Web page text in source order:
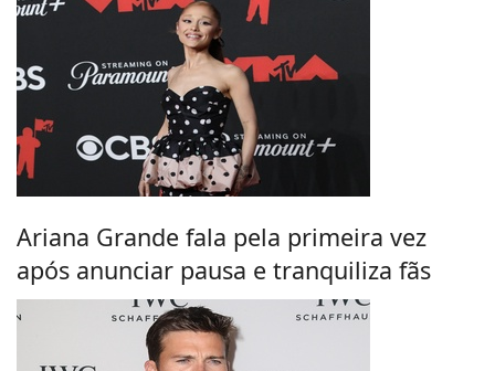
Ariana Grande fala pela primeira vez
após anunciar pausa e tranquiliza fãs